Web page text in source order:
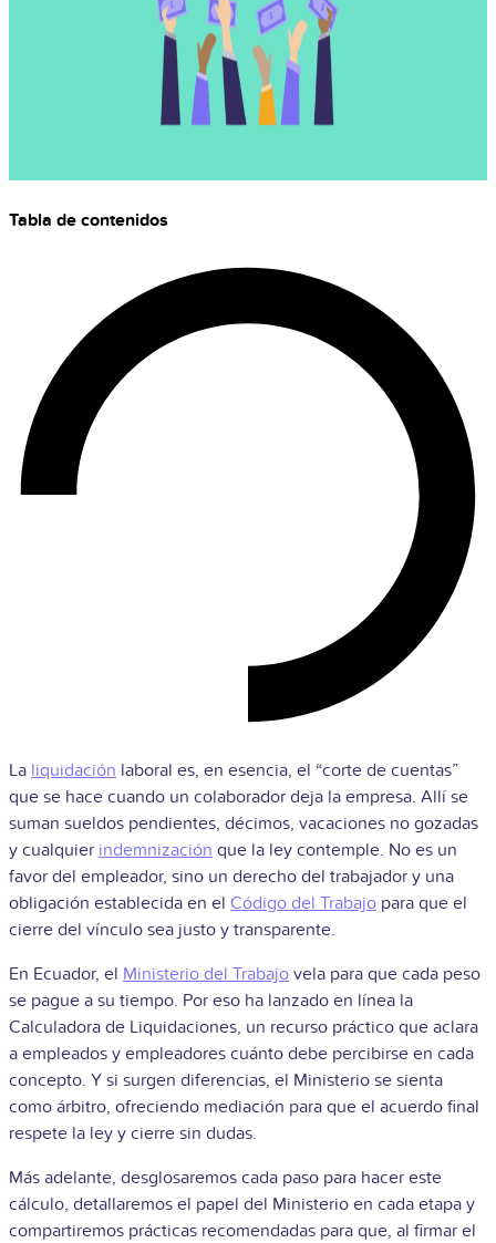
Tabla de contenidos
La liquidación laboral es, en esencia, el “corte de cuentas”
que se hace cuando un colaborador deja la empresa. Allí se
suman sueldos pendientes, décimos, vacaciones no gozadas
y cualquier indemnización que la ley contemple. No es un
favor del empleador, sino un derecho del trabajador y una
obligación establecida en el Código del Trabajo para que el
cierre del vínculo sea justo y transparente.
En Ecuador, el Ministerio del Trabajo vela para que cada peso
se pague a su tiempo. Por eso ha lanzado en línea la
Calculadora de Liquidaciones, un recurso práctico que aclara
a empleados y empleadores cuánto debe percibirse en cada
concepto. Y si surgen diferencias, el Ministerio se sienta
como árbitro, ofreciendo mediación para que el acuerdo final
respete la ley y cierre sin dudas.
Más adelante, desglosaremos cada paso para hacer este
cálculo, detallaremos el papel del Ministerio en cada etapa y
compartiremos prácticas recomendadas para que, al firmar el